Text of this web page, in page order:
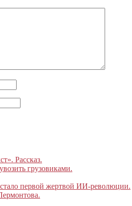
Рассказ.
грузовиками.
первой жертвой ИИ-революции.